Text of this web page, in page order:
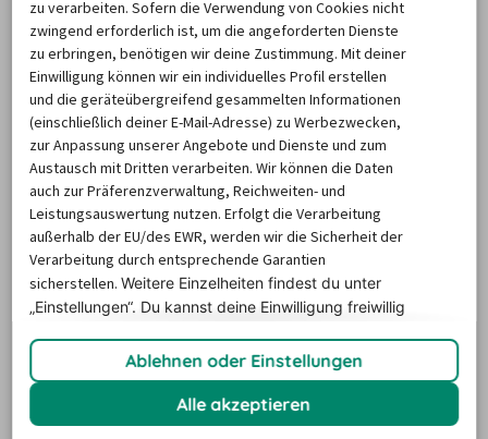
8/26
99,19 €
9/26
64,99 €
10/26
42,89 €
11/26
60,16 €
zu verarbeiten. Sofern die Verwendung von Cookies nicht
zwingend erforderlich ist, um die angeforderten Dienste
zu erbringen, benötigen wir deine Zustimmung. Mit deiner
Einwilligung können wir ein individuelles Profil erstellen
und die geräteübergreifend gesammelten Informationen
(einschließlich deiner E-Mail-Adresse) zu Werbezwecken,
zur Anpassung unserer Angebote und Dienste und zum
Austausch mit Dritten verarbeiten. Wir können die Daten
auch zur Präferenzverwaltung, Reichweiten- und
Leistungsauswertung nutzen. Erfolgt die Verarbeitung
außerhalb der EU/des EWR, werden wir die Sicherheit der
Verarbeitung durch entsprechende Garantien
sicherstellen.Weitere Einzelheiten findest du unter
„Einstellungen“. Du kannst deine Einwilligung freiwillig
Ablehnen oder Einstellungen
Alle akzeptieren